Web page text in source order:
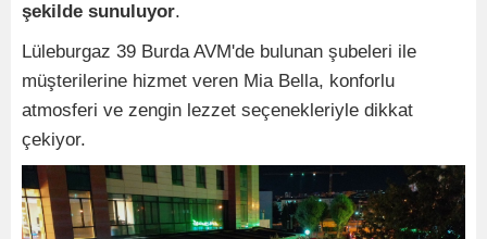
şekilde sunuluyor.
Lüleburgaz 39 Burda AVM'de bulunan şubeleri ile
müşterilerine hizmet veren Mia Bella, konforlu
atmosferi ve zengin lezzet seçenekleriyle dikkat
çekiyor.